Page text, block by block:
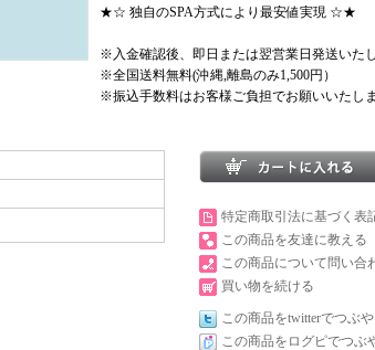
★☆ 独自のSPA方式により最安値実現 ☆★
※入金確認後、即日または翌営業日発送いたし
※全国送料無料(沖縄,離島のみ1,500円）
※振込手数料はお客様ご負担でお願いいたしま
特定商取引法に基づく表
この商品を友達に教える
この商品について問い合
買い物を続ける
この商品をtwitterでつぶや
この商品をログピでつぶ